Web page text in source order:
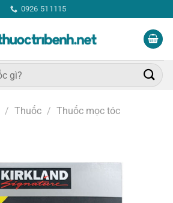
0926 511115
/ Thuốc / Thuốc mọc tóc